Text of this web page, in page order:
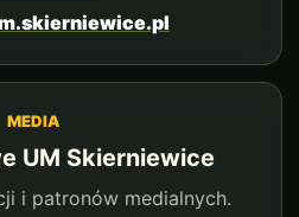
MEDIA
UM Skierniewice
i patronów medialnych.